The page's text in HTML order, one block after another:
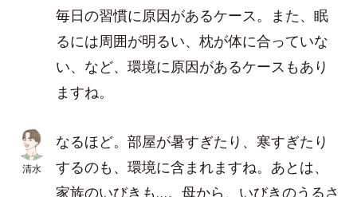
毎日の習慣に原因があるケース。また、眠
るには周囲が明るい、枕が体に合っていな
い、など、環境に原因があるケースもあり
ますね。
清水
なるほど。部屋が暑すぎたり、寒すぎたり
するのも、環境に含まれますね。あとは、
家族のいびきも…。母から、いびきのうるさ